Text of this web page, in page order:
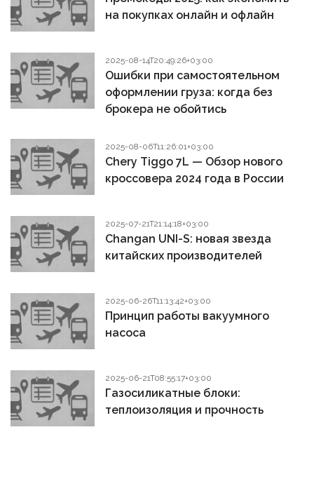
на покупках онлайн и офлайн
2025-08-14T20:49:26+03:00
Ошибки при самостоятельном
оформлении груза: когда без
брокера не обойтись
2025-08-06T11:26:01+03:00
Chery Tiggo 7L — Обзор нового
кроссовера 2024 года в России
2025-07-21T21:14:18+03:00
Changan UNI-S: новая звезда
китайских производителей
2025-06-26T11:13:42+03:00
Принцип работы вакуумного
насоса
2025-06-21T08:55:17+03:00
Газосиликатные блоки:
теплоизоляция и прочность